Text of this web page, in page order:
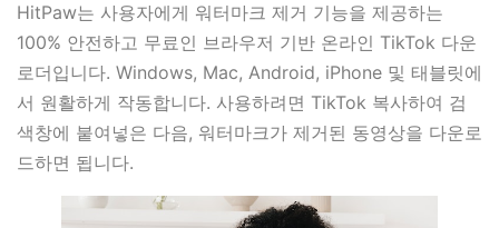
HitPaw는 사용자에게 워터마크 제거 기능을 제공하는
100% 안전하고 무료인 브라우저 기반 온라인 TikTok 다운
로더입니다. Windows, Mac, Android, iPhone 및 태블릿에
서 원활하게 작동합니다. 사용하려면 TikTok 복사하여 검
색창에 붙여넣은 다음, 워터마크가 제거된 동영상을 다운로
드하면 됩니다.